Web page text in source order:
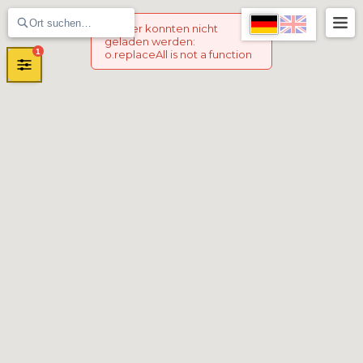
Marker konnten nicht
geladen werden:
o.replaceAll is not a function
1